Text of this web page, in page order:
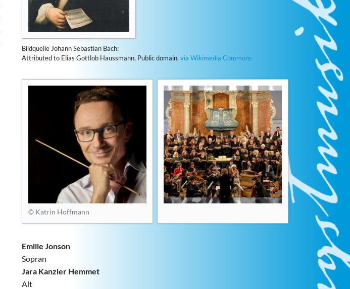
Bildquelle Johann Sebastian Bach:
Attributed to Elias Gottlob Haussmann, Public domain, via Wikimedia Commons
© Katrin Hoffmann
Emilie Jonson
Sopran
Jara Kanzler Hemmet
Alt